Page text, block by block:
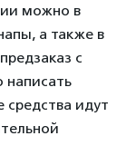
можно в
а также в
с
написать
средства идут